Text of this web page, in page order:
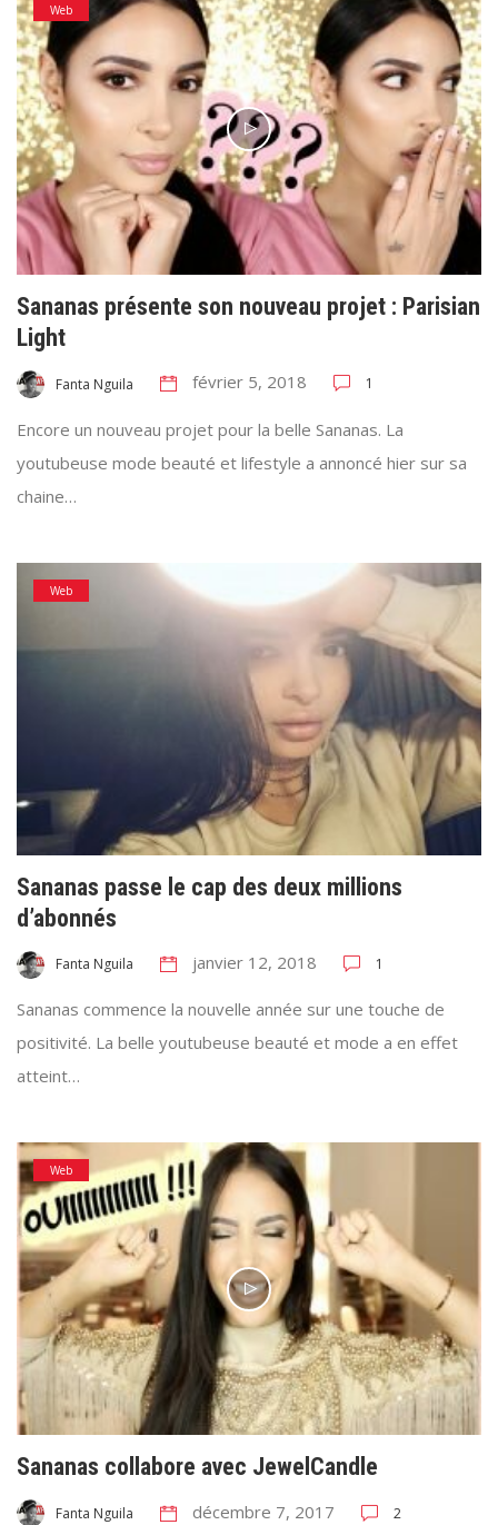
Web
Sananas présente son nouveau projet : Parisian
Light
Fanta Nguila février 5, 2018 1
Encore un nouveau projet pour la belle Sananas. La
youtubeuse mode beauté et lifestyle a annoncé hier sur sa
chaine…
Web
Sananas passe le cap des deux millions
d’abonnés
Fanta Nguila janvier 12, 2018 1
Sananas commence la nouvelle année sur une touche de
positivité. La belle youtubeuse beauté et mode a en effet
atteint…
Web
Sananas collabore avec JewelCandle
Fanta Nguila décembre 7, 2017 2